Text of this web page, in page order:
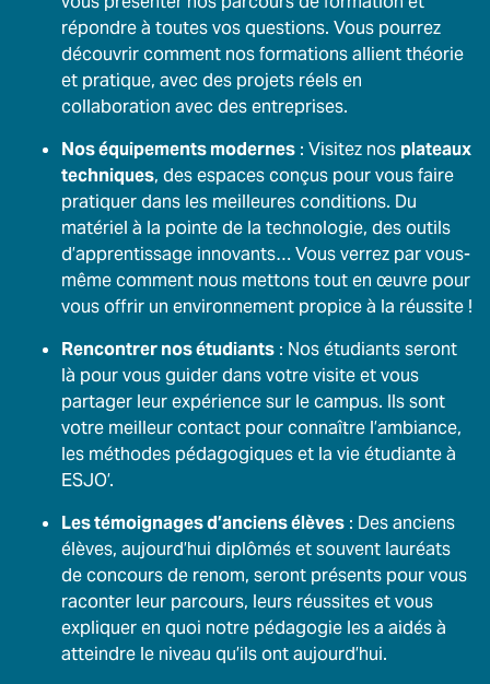
répondre à toutes vos questions. Vous pourrez
découvrir comment nos formations allient théorie
et pratique, avec des projets réels en
collaboration avec des entreprises.
Nos équipements modernes : Visitez nos plateaux
techniques, des espaces conçus pour vous faire
pratiquer dans les meilleures conditions. Du
matériel à la pointe de la technologie, des outils
d’apprentissage innovants… Vous verrez par vous-
même comment nous mettons tout en œuvre pour
vous offrir un environnement propice à la réussite !
Rencontrer nos étudiants : Nos étudiants seront
là pour vous guider dans votre visite et vous
partager leur expérience sur le campus. Ils sont
votre meilleur contact pour connaître l’ambiance,
les méthodes pédagogiques et la vie étudiante à
ESJO’.
Les témoignages d’anciens élèves : Des anciens
élèves, aujourd’hui diplômés et souvent lauréats
de concours de renom, seront présents pour vous
raconter leur parcours, leurs réussites et vous
expliquer en quoi notre pédagogie les a aidés à
atteindre le niveau qu’ils ont aujourd’hui.